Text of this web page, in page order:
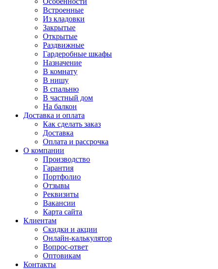
Встроенные
Из кладовки
Закрытые
Открытые
Раздвижные
Гардеробные шкафы
Назначение
В комнату
В нишу
В спальню
В частный дом
На балкон
Доставка и оплата
Как сделать заказ
Доставка
Оплата и рассрочка
О компании
Производство
Гарантия
Портфолио
Отзывы
Реквизиты
Вакансии
Карта сайта
Клиентам
Скидки и акции
Онлайн-калькулятор
Вопрос-ответ
Оптовикам
Контакты